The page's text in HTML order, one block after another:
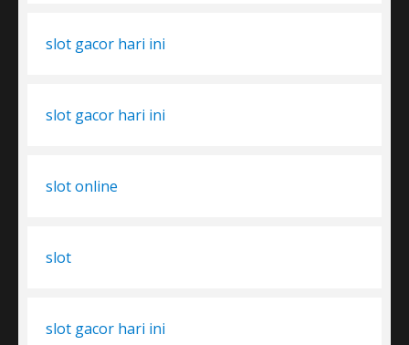
slot gacor hari ini
slot gacor hari ini
slot online
slot
slot gacor hari ini